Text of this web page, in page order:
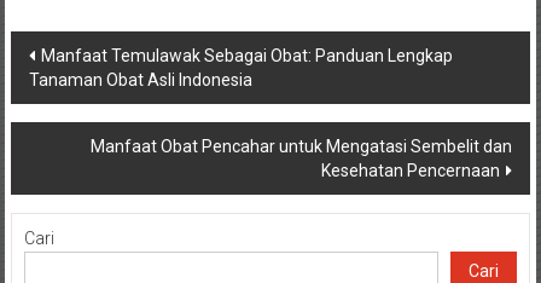
Navigasi
pos
Manfaat Temulawak Sebagai Obat: Panduan Lengkap
Tanaman Obat Asli Indonesia
Manfaat Obat Pencahar untuk Mengatasi Sembelit dan
Kesehatan Pencernaan
Cari
Cari